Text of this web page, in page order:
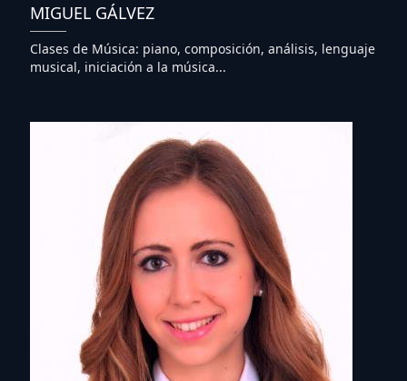
MIGUEL GÁLVEZ
Clases de Música: piano, composición, análisis, lenguaje
musical, iniciación a la música...